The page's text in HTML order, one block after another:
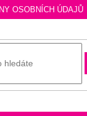
OSOBNÍCH ÚDAJŮ